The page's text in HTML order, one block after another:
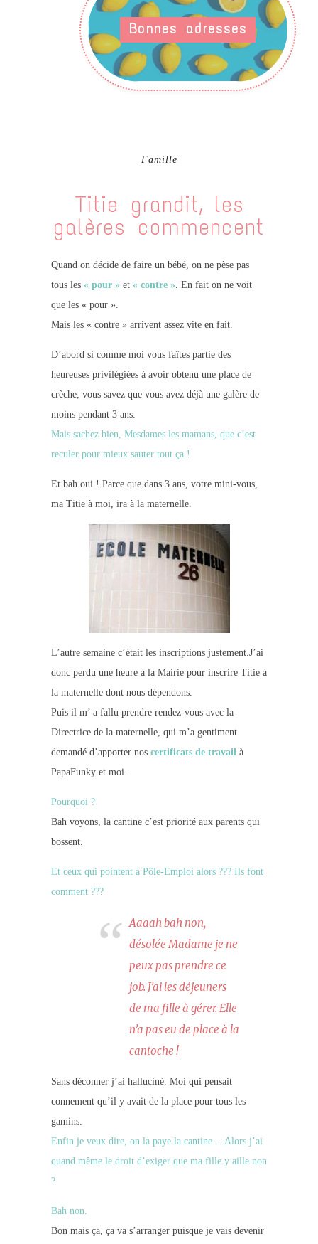
Bonnes adresses
Famille
Titie grandit, les
galères commencent
Quand on décide de faire un bébé, on ne pèse pas
tous les « pour »et « contre ». En fait on ne voit
que les « pour ».
Mais les « contre » arrivent assez vite en fait.
D’abord si comme moi vous faîtes partie des
heureuses privilégiées à avoir obtenu une place de
crèche, vous savez que vous avez déjà une galère de
moins pendant 3 ans.
Mais sachez bien, Mesdames les mamans, que c’est
reculer pour mieux sauter tout ça !
Et bah oui ! Parce que dans 3 ans, votre mini-vous,
ma Titie à moi, ira à la maternelle.
L’autre semaine c’était les inscriptions justement.J’ai
donc perdu une heure à la Mairie pour inscrire Titie à
la maternelle dont nous dépendons.
Puis il m’ a fallu prendre rendez-vous avec la
Directrice de la maternelle, qui m’a gentiment
demandé d’apporter nos certificats de travail à
PapaFunky et moi.
Pourquoi ?
Bah voyons, la cantine c’est priorité aux parents qui
bossent.
Et ceux qui pointent à Pôle-Emploi alors ??? Ils font
comment ???
Aaaah bah non,
désolée Madame je ne
peux pas prendre ce
job. J’ai les déjeuners
de ma fille à gérer. Elle
n’a pas eu de place à la
cantoche !
Sans déconner j’ai halluciné. Moi qui pensait
connement qu’il y avait de la place pour tous les
gamins.
Enfin je veux dire, on la paye la cantine… Alors j’ai
quand même le droit d’exiger que ma fille y aille non
?
Bah non.
Bon mais ça, ça va s’arranger puisque je vais devenir